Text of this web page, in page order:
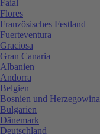
Faial
Flores
Französisches Festland
Fuerteventura
Graciosa
Gran Canaria
Albanien
Andorra
Belgien
Bosnien und Herzegowina
Bulgarien
Dänemark
Deutschland